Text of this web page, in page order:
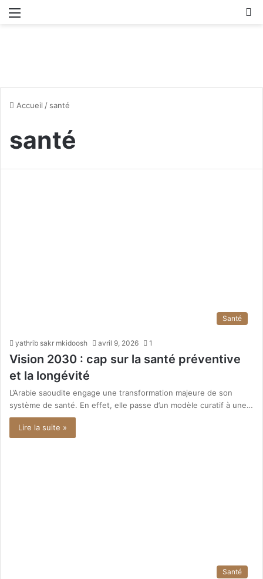
Accueil / santé
santé
Santé
yathrib sakr mkidoosh avril 9, 2026 1
Vision 2030 : cap sur la santé préventive
et la longévité
L’Arabie saoudite engage une transformation majeure de son
système de santé. En effet, elle passe d’un modèle curatif à une…
Lire la suite »
Santé